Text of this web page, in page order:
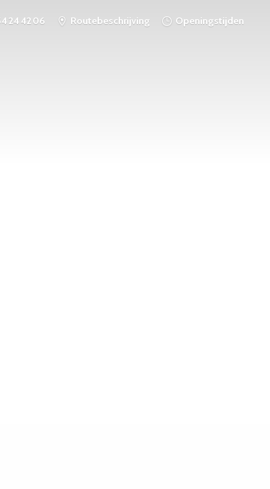
24 42 06 Routebeschrijving Openingstijden